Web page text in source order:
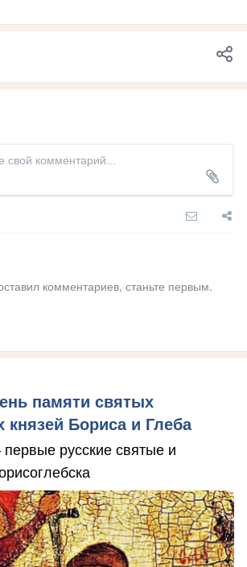
комментариев, станьте первым.
памяти святых
князей Бориса и Глеба
русские святые и